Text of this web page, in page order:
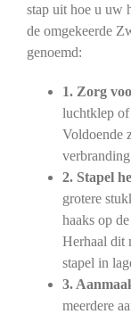
stap uit hoe u uw
de omgekeerde
genoemd:
1. Zorg
luchtklep
Voldoende
2. Stapel
grotere
haaks op
Herhaal dit
stapel in
3.
meerdere